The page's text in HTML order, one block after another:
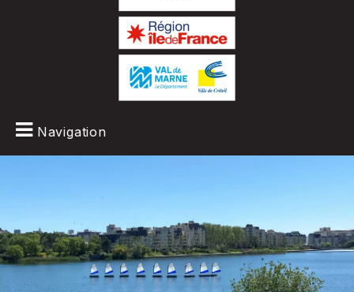
Navigation